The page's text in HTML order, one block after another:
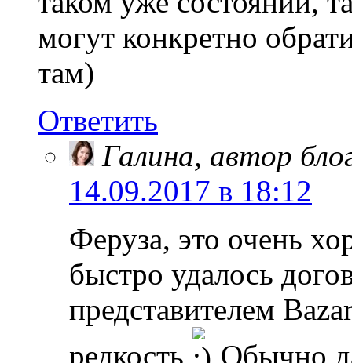
могут конкретно
там)
Ответить
Галина, автор
14.09.2017 в 18:12
Феруза, это очень
быстро удалось
представителем
редкость
Обычно